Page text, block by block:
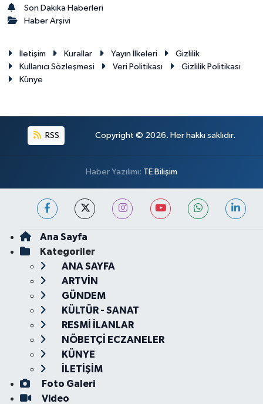
Son Dakika Haberleri
Haber Arşivi
İletişim Kurallar Yayın İlkeleri
Gizlilik
Kullanıcı Sözleşmesi
Veri Politikası
Gizlilik Politikası
Künye
RSS Copyright © 2026. Her hakkı saklıdır.
Haber Yazılımı: TE Bilişim
Ana Sayfa
Kategoriler
ANA SAYFA
ARTVİN
GÜNDEM
KÜLTÜR - SANAT
RESMİ İLANLAR
NÖBETÇİ ECZANELER
KÜNYE
İLETİŞİM
Foto Galeri
Video